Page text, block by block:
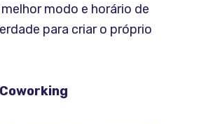
modo e horário de
para criar o próprio